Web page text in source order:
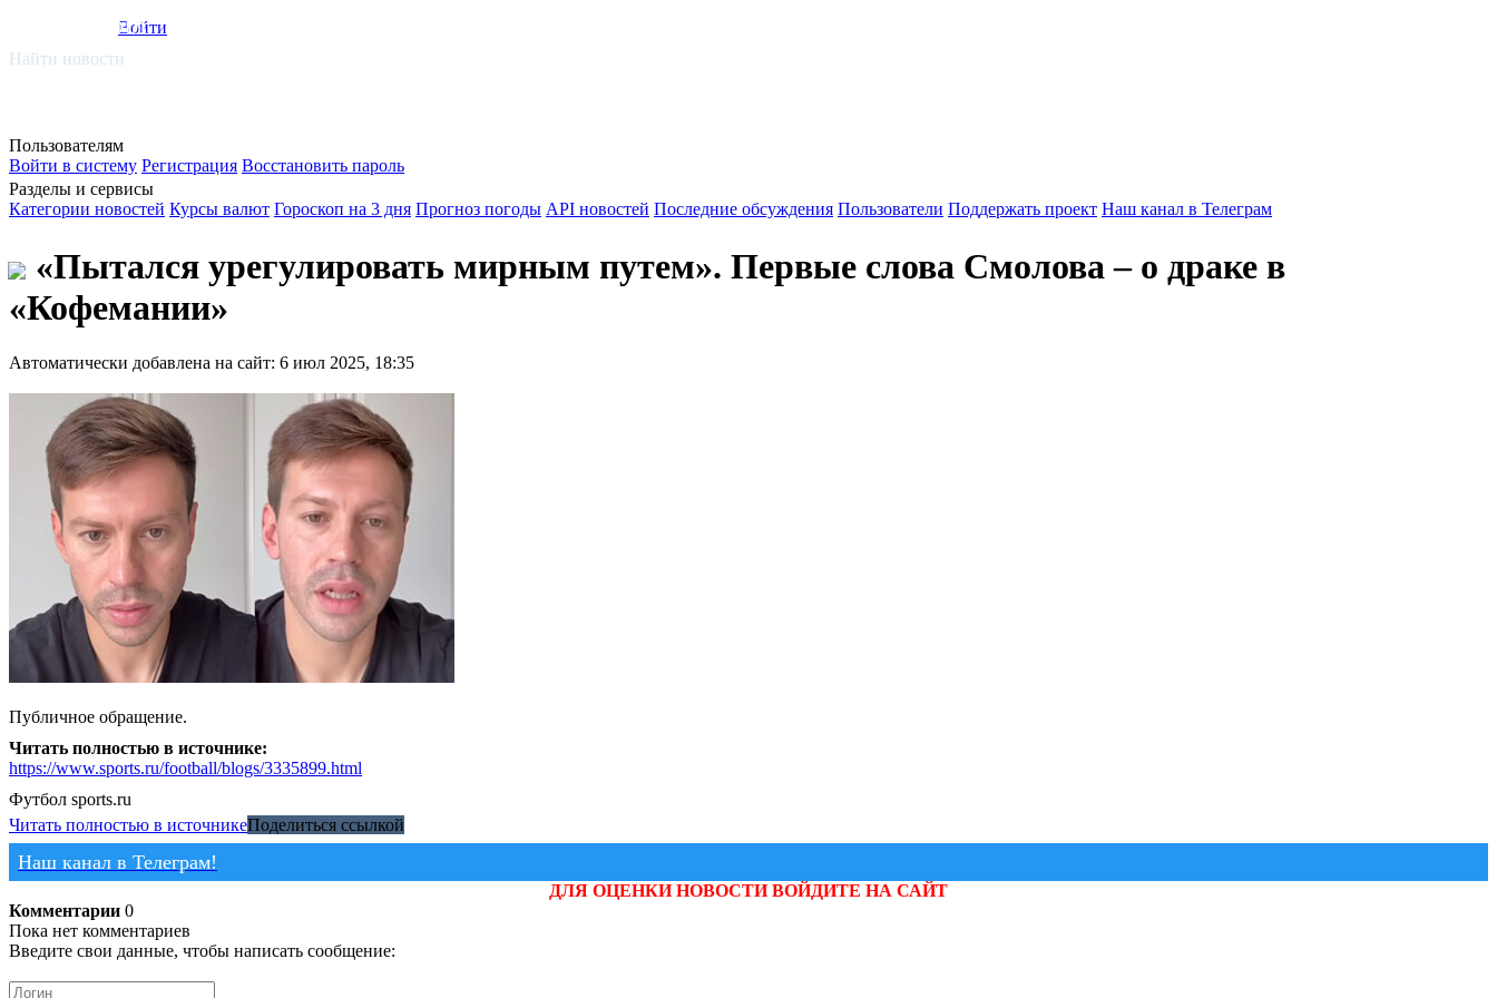
smi.mobi
Войти
Найти новости
Пользователям
Войти в систему Регистрация Восстановить пароль
Разделы и сервисы
Категории новостей Курсы валют Гороскоп на 3 дня Прогноз погоды API новостей Последние обсуждения Пользователи Поддержать проект Наш канал в Телеграм
«Пытался урегулировать мирным путем». Первые слова Смолова – о драке в
«Кофемании»
Автоматически добавлена на сайт: 6 июл 2025, 18:35
Публичное обращение.
Читать полностью в источнике:
https://www.sports.ru/football/blogs/3335899.html
Футбол sports.ru
Читать полностью в источникеПоделиться ссылкой
Наш канал в Телеграм!
ДЛЯ ОЦЕНКИ НОВОСТИ ВОЙДИТЕ НА САЙТ
Комментарии 0
Пока нет комментариев
Введите свои данные, чтобы написать сообщение: